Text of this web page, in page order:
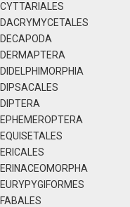
CYTTARIALES
DACRYMYCETALES
DECAPODA
DERMAPTERA
DIDELPHIMORPHIA
DIPSACALES
DIPTERA
EPHEMEROPTERA
EQUISETALES
ERICALES
ERINACEOMORPHA
EURYPYGIFORMES
FABALES